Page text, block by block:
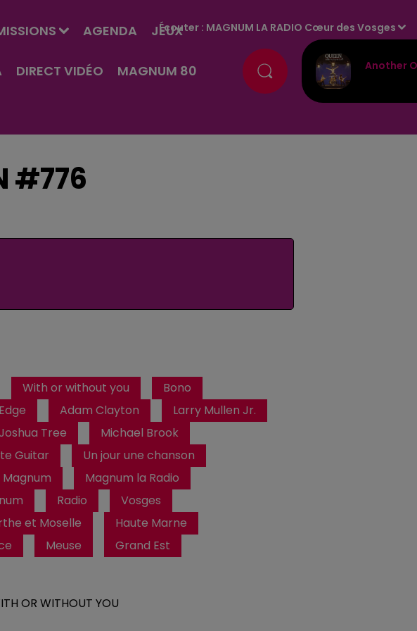
AGENDA JEUX
DIRECT VIDÉO MAGNUM 80
Écouter : MAGNUM LA RADIO Cœur des Vosges
Another
#776
With or without you
Bono
Adam Clayton
Larry Mullen Jr.
Tree
Michael Brook
Guitar
Un jour une chanson
Magnum la Radio
Radio
Vosges
et Moselle
Haute Marne
Meuse Grand Est
OR WITHOUT YOU